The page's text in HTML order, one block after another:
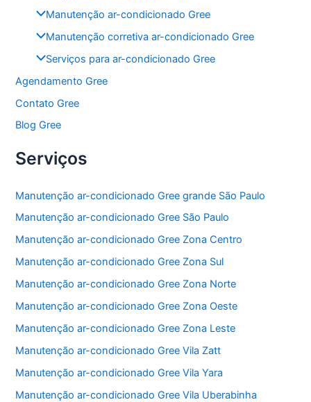
Manutenção ar-condicionado Gree
Manutenção corretiva ar-condicionado Gree
Serviços para ar-condicionado Gree
Agendamento Gree
Contato Gree
Blog Gree
Serviços
Manutenção ar-condicionado Gree grande São Paulo
Manutenção ar-condicionado Gree São Paulo
Manutenção ar-condicionado Gree Zona Centro
Manutenção ar-condicionado Gree Zona Sul
Manutenção ar-condicionado Gree Zona Norte
Manutenção ar-condicionado Gree Zona Oeste
Manutenção ar-condicionado Gree Zona Leste
Manutenção ar-condicionado Gree Vila Zatt
Manutenção ar-condicionado Gree Vila Yara
Manutenção ar-condicionado Gree Vila Uberabinha